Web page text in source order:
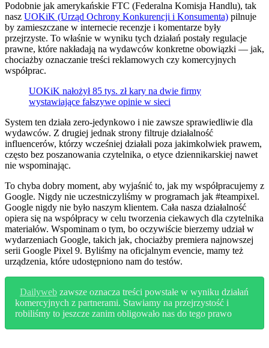
Podobnie jak amerykańskie FTC (Federalna Komisja Handlu), tak
nasz UOKiK (Urząd Ochrony Konkurencji i Konsumenta) pilnuje
by zamieszczane w internecie recenzje i komentarze były
przejrzyste. To właśnie w wyniku tych działań postały regulacje
prawne, które nakładają na wydawców konkretne obowiązki — jak,
chociażby oznaczanie treści reklamowych czy komercyjnych
współprac.
UOKiK nałożył 85 tys. zł kary na dwie firmy
wystawiające fałszywe opinie w sieci
System ten działa zero-jedynkowo i nie zawsze sprawiedliwie dla
wydawców. Z drugiej jednak strony filtruje działalność
influencerów, którzy wcześniej działali poza jakimkolwiek prawem,
często bez poszanowania czytelnika, o etyce dziennikarskiej nawet
nie wspominając.
To chyba dobry moment, aby wyjaśnić to, jak my współpracujemy z
Google. Nigdy nie uczestniczyliśmy w programach jak #teampixel.
Google nigdy nie było naszym klientem. Cała nasza działalność
opiera się na współpracy w celu tworzenia ciekawych dla czytelnika
materiałów. Wspominam o tym, bo oczywiście bierzemy udział w
wydarzeniach Google, takich jak, chociażby premiera najnowszej
serii Google Pixel 9. Byliśmy na oficjalnym evencie, mamy też
urządzenia, które udostępniono nam do testów.
Dailyweb zawsze oznacza treści powstałe w wyniku działań
komercyjnych z partnerami. Stawiamy na przejrzystość i
robiliśmy to jeszcze zanim obligowało nas do tego prawo